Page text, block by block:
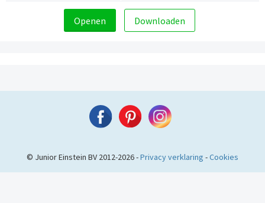
Openen Downloaden
© Junior Einstein BV 2012-2026 -Privacy verklaring -Cookies